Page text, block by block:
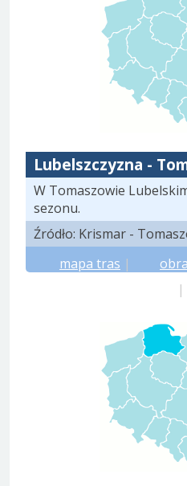
Lubelszczyzna -
W Tomaszowie
sezonu.
Źródło: Krismar -
mapa tras |
|